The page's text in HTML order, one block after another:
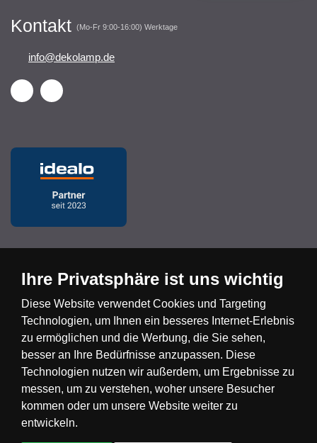
Kontakt (Mo-Fr 9:00-16:00) Werktage
info@dekolamp.de
Česká republika Slovensko Deutschland
Magyarország Österreich België
Nederland
Ihre Privatsphäre ist uns wichtig
Diese Website verwendet Cookies und Targeting
Technologien, um Ihnen ein besseres Internet-Erlebnis
zu ermöglichen und die Werbung, die Sie sehen,
besser an Ihre Bedürfnisse anzupassen. Diese
Technologien nutzen wir außerdem, um Ergebnisse zu
messen, um zu verstehen, woher unsere Besucher
kommen oder um unsere Website weiter zu
entwickeln.